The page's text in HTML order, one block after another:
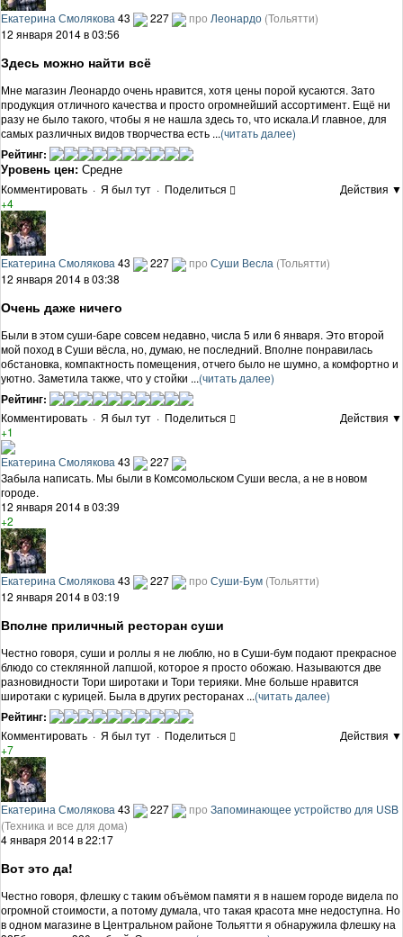
Екатерина Смолякова 43 227 про Леонардо (Тольятти)
12 января 2014 в 03:56
Здесь можно найти всё
Мне магазин Леонардо очень нравится, хотя цены порой кусаются. Зато
продукция отличного качества и просто огромнейший ассортимент. Ещё ни
разу не было такого, чтобы я не нашла здесь то, что искала.И главное, для
самых различных видов творчества есть ...(читать далее)
Рейтинг:
Уровень цен: Средне
Комментировать · Я был тут · Поделиться
Действия ▼
+4
Екатерина Смолякова 43 227 про Суши Весла (Тольятти)
12 января 2014 в 03:38
Очень даже ничего
Были в этом суши-баре совсем недавно, числа 5 или 6 января. Это второй
мой поход в Суши вёсла, но, думаю, не последний. Вполне понравилась
обстановка, компактность помещения, отчего было не шумно, а комфортно и
уютно. Заметила также, что у стойки ...(читать далее)
Рейтинг:
Комментировать · Я был тут · Поделиться
Действия ▼
+1
Екатерина Смолякова43
227
Забыла написать. Мы были в Комсомольском Суши весла, а не в новом
городе.
12 января 2014 в 03:39
+2
Екатерина Смолякова 43 227 про Суши-Бум (Тольятти)
12 января 2014 в 03:19
Вполне приличный ресторан суши
Честно говоря, суши и роллы я не люблю, но в Суши-бум подают прекрасное
блюдо со стеклянной лапшой, которое я просто обожаю. Называются две
разновидности Тори широтаки и Тори терияки. Мне больше нравится
широтаки с курицей. Была в других ресторанах ...(читать далее)
Рейтинг:
Комментировать · Я был тут · Поделиться
Действия ▼
+7
Екатерина Смолякова 43 227 про Запоминающее устройство для USB
(Техника и все для дома)
4 января 2014 в 22:17
Вот это да!
Честно говоря, флешку с таким объёмом памяти я в нашем городе видела по
огромной стоимости, а потому думала, что такая красота мне недоступна. Но
в одном магазине в Центральном районе Тольятти я обнаружила флешку на